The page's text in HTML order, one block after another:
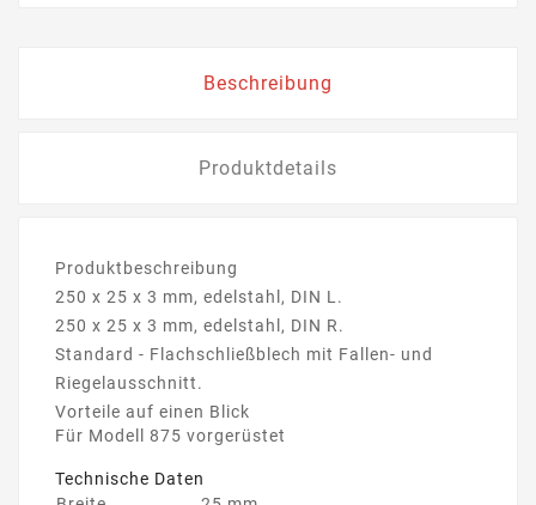
Beschreibung
Produktdetails
Produktbeschreibung
250 x 25 x 3 mm, edelstahl, DIN L.
250 x 25 x 3 mm, edelstahl, DIN R.
Standard - Flachschließblech mit Fallen- und
Riegelausschnitt.
Vorteile auf einen Blick
Für Modell 875 vorgerüstet
Technische Daten